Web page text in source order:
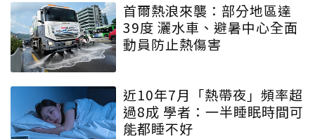
首爾熱浪來襲：部分地區達
39度 灑水車、避暑中心全面
動員防止熱傷害
近10年7月「熱帶夜」頻率超
過8成 學者：一半睡眠時間可
能都睡不好